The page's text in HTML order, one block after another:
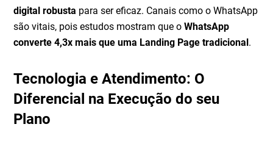
digital robusta para ser eficaz. Canais como o WhatsApp
são vitais, pois estudos mostram que oWhatsApp
converte 4,3x mais que uma Landing Page tradicional.
Tecnologia e Atendimento: O
Diferencial na Execução do seu
Plano